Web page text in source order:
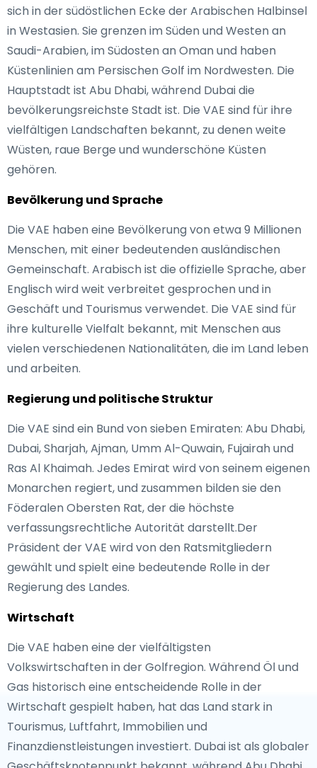
sich in der südöstlichen Ecke der Arabischen Halbinsel
in Westasien. Sie grenzen im Süden und Westen an
Saudi-Arabien, im Südosten an Oman und haben
Küstenlinien am Persischen Golf im Nordwesten. Die
Hauptstadt ist Abu Dhabi, während Dubai die
bevölkerungsreichste Stadt ist. Die VAE sind für ihre
vielfältigen Landschaften bekannt, zu denen weite
Wüsten, raue Berge und wunderschöne Küsten
gehören.
Bevölkerung und Sprache
Die VAE haben eine Bevölkerung von etwa 9 Millionen
Menschen, mit einer bedeutenden ausländischen
Gemeinschaft. Arabisch ist die offizielle Sprache, aber
Englisch wird weit verbreitet gesprochen und in
Geschäft und Tourismus verwendet. Die VAE sind für
ihre kulturelle Vielfalt bekannt, mit Menschen aus
vielen verschiedenen Nationalitäten, die im Land leben
und arbeiten.
Regierung und politische Struktur
Die VAE sind ein Bund von sieben Emiraten: Abu Dhabi,
Dubai, Sharjah, Ajman, Umm Al-Quwain, Fujairah und
Ras Al Khaimah. Jedes Emirat wird von seinem eigenen
Monarchen regiert, und zusammen bilden sie den
Föderalen Obersten Rat, der die höchste
verfassungsrechtliche Autorität darstellt.Der
Präsident der VAE wird von den Ratsmitgliedern
gewählt und spielt eine bedeutende Rolle in der
Regierung des Landes.
Wirtschaft
Die VAE haben eine der vielfältigsten
Volkswirtschaften in der Golfregion. Während Öl und
Gas historisch eine entscheidende Rolle in der
Wirtschaft gespielt haben, hat das Land stark in
Tourismus, Luftfahrt, Immobilien und
Finanzdienstleistungen investiert. Dubai ist als globaler